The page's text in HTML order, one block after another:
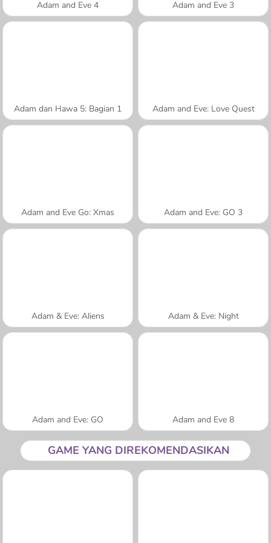
Adam and Eve 4 Adam and Eve 3
Adam dan Hawa 5: Bagian 1 Adam and Eve: Love Quest
Adam and Eve Go: Xmas Adam and Eve: GO 3
Adam & Eve: Aliens Adam & Eve: Night
Adam and Eve: GO Adam and Eve 8
GAME YANG DIREKOMENDASIKAN